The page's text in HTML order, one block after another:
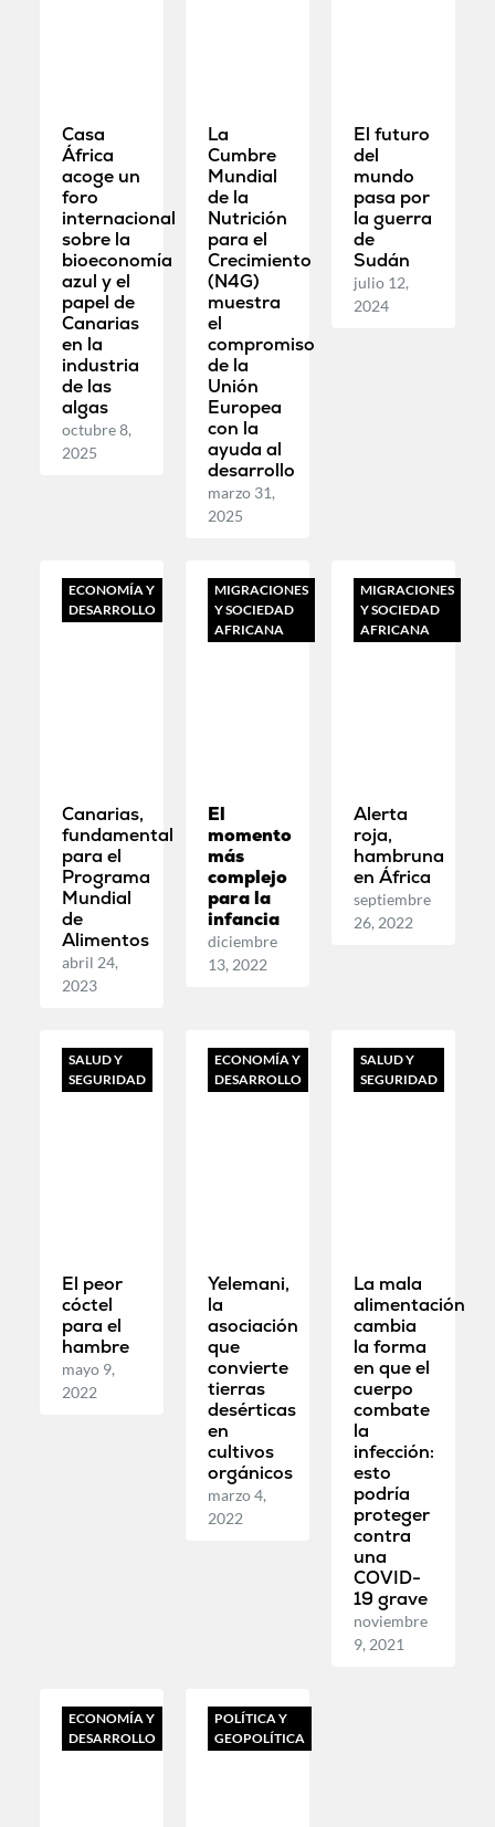
Casa
África
acoge un
foro
internacional
sobre la
bioeconomía
azul y el
papel de
Canarias
en la
industria
de las
algas
octubre 8,
2025
La
Cumbre
Mundial
de la
Nutrición
para el
Crecimiento
(N4G)
muestra
el
compromiso
de la
Unión
Europea
con la
ayuda al
desarrollo
marzo 31,
2025
El futuro
del
mundo
pasa por
la guerra
de
Sudán
julio 12,
2024
ECONOMÍA Y
DESARROLLO
Canarias,
fundamental
para el
Programa
Mundial
de
Alimentos
abril 24,
2023
MIGRACIONES
Y SOCIEDAD
AFRICANA
El
momento
más
complejo
para la
infancia
diciembre
13, 2022
MIGRACIONES
Y SOCIEDAD
AFRICANA
Alerta
roja,
hambruna
en África
septiembre
26, 2022
SALUD Y
SEGURIDAD
El peor
cóctel
para el
hambre
mayo 9,
2022
ECONOMÍA Y
DESARROLLO
Yelemani,
la
asociación
que
convierte
tierras
desérticas
en
cultivos
orgánicos
marzo 4,
2022
SALUD Y
SEGURIDAD
La mala
alimentación
cambia
la forma
en que el
cuerpo
combate
la
infección:
esto
podría
proteger
contra
una
COVID-
19 grave
noviembre
9, 2021
ECONOMÍA Y
DESARROLLO
POLÍTICA Y
GEOPOLÍTICA